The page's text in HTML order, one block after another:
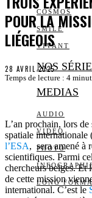
COSMOS
SMILE
VIVANT
NOS
MEDIAS
AUDIO
VIDÉO
PHOTO
LONG
POUR LA
LIÉGEOIS
28 AVRIL 2025
Temps de lecture : 4
L’an prochain, lors
spatiale internationale
l’ESA, sera amené à
scientifiques. Parmi
chercheurs belges. Et
de cette mission
international. C’est le